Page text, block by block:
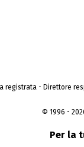
- Direttore
© 1996 -
Per la